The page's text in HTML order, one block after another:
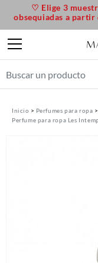
Inicio
Perfumes para ropa
Perfume para ropa Les
♡ Elige 3
obsequiadas a partir